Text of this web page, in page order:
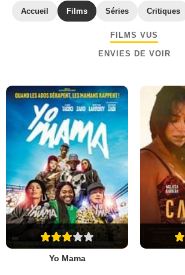
Accueil Films Séries Critiques
FILMS VUS
ENVIES DE VOIR
Yo Mama